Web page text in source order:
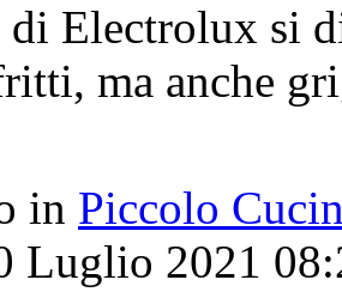
Electrolux si
ma anche
in Piccolo
Luglio 2021